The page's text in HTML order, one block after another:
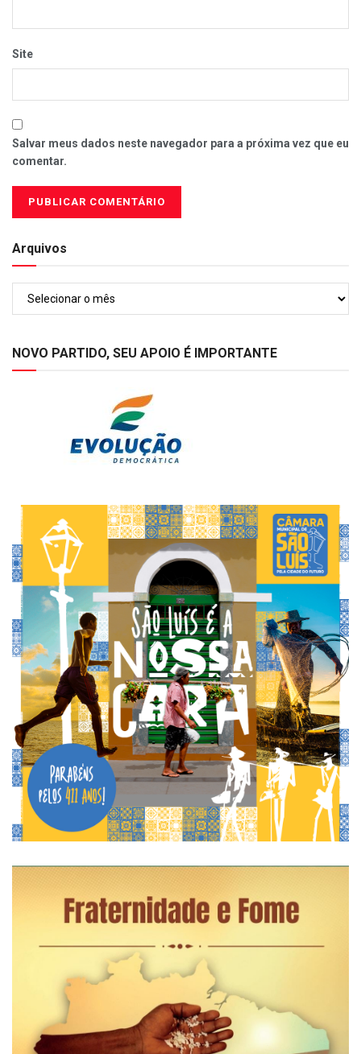
Site
Salvar meus dados neste navegador para a próxima vez que eu
comentar.
Arquivos
NOVO PARTIDO, SEU APOIO É IMPORTANTE